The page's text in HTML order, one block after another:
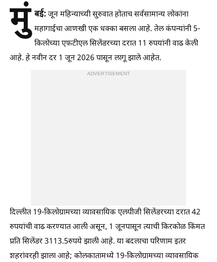
मुं बई:जून महिन्याच्यी सुरुवात होताच सर्वसामान्य लोकांना
महागाईचा आणखी एक धक्का बसला आहे. तेल कंपन्यांनी 5-
किलोच्या एफटीएल सिलेंडरच्या दरात 11 रुपयांनी वाढ केली
आहे. हे नवीन दर 1 जून 2026 पासून लागू झाले आहेत.
ADVERTISEMENT
दिल्लीत 19-किलोग्रामच्या व्यावसायिक एलपीजी सिलेंडरच्या दरात 42
रुपयांची वाढ करण्यात आली असून, 1 जूनपासून त्याची किरकोळ किंमत
प्रति सिलेंडर 3113.5रुपये झाली आहे. या बदलाचा परिणाम इतर
शहरांवरही झाला आहे; कोलकातामध्ये 19-किलोग्रामच्या व्यावसायिक